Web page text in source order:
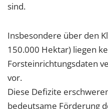
sind.
Insbesondere über den
150.000 Hektar) liegen
Forsteinrichtungsdaten
vor.
Diese Defizite
bedeutsame Förderung
Einverständnis-
Name:
cookie_consent
Dieser Cookie
Einverständnis-